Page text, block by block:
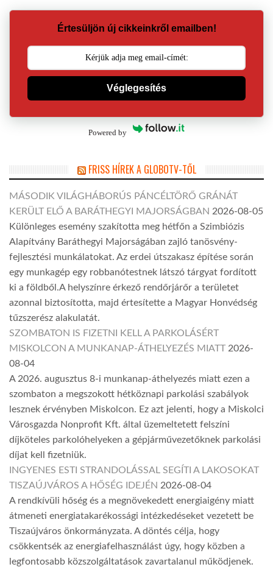
Értesüljön új cikkeinkről emailben!
Véglegesítés
Powered by
FRISS HÍREK A GLOBOTV-TŐL
MÁSODIK VILÁGHÁBORÚS PÁNCÉLTÖRŐ GRÁNÁT
KERÜLT ELŐ A BARÁTHEGYI MAJORSÁGBAN 2026-08-05
Különleges esemény szakította meg hétfőn a Szimbiózis
Alapítvány Baráthegyi Majorságában zajló tanösvény-
fejlesztési munkálatokat. Az erdei útszakasz építése során
egy munkagép egy robbanótestnek látszó tárgyat fordított
ki a földből.A helyszínre érkező rendőrjárőr a területet
azonnal biztosította, majd értesítette a Magyar Honvédség
tűzszerész alakulatát.
SZOMBATON IS FIZETNI KELL A PARKOLÁSÉRT
MISKOLCON A MUNKANAP-ÁTHELYEZÉS MIATT 2026-
08-04
A 2026. augusztus 8-i munkanap-áthelyezés miatt ezen a
szombaton a megszokott hétköznapi parkolási szabályok
lesznek érvényben Miskolcon. Ez azt jelenti, hogy a Miskolci
Városgazda Nonprofit Kft. által üzemeltetett felszíni
díjköteles parkolóhelyeken a gépjárművezetőknek parkolási
díjat kell fizetniük.
INGYENES ESTI STRANDOLÁSSAL SEGÍTI A LAKOSOKAT
TISZAÚJVÁROS A HŐSÉG IDEJÉN 2026-08-04
A rendkívüli hőség és a megnövekedett energiaigény miatt
átmeneti energiatakarékossági intézkedéseket vezetett be
Tiszaújváros önkormányzata. A döntés célja, hogy
csökkentsék az energiafelhasználást úgy, hogy közben a
legfontosabb közszolgáltatások zavartalanul működjenek.